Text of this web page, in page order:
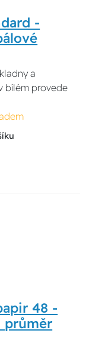
-
a
bílém provede
48 -
průměr